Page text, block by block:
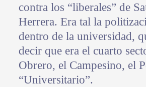
contra los “liberales” de
Herrera. Era tal la
dentro de la universidad,
decir que era el cuarto
Obrero, el Campesino, el
“Universitario”.